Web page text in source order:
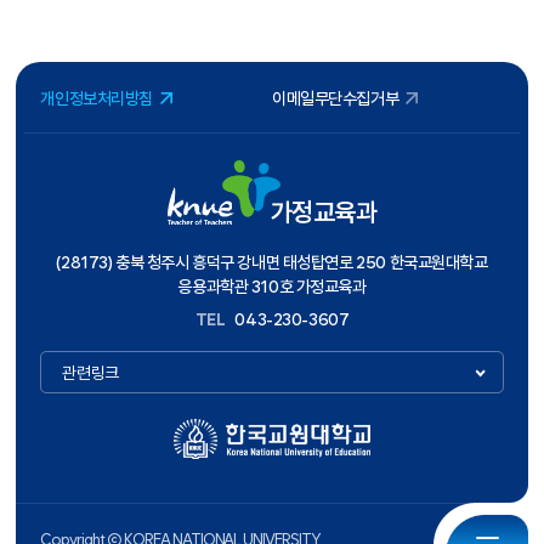
개인정보처리방침 이메일무단수집거부
가정교육과
(28173) 충북 청주시 흥덕구 강내면 태성탑연로 250 한국교원대학교
응용과학관 310호 가정교육과
TEL 043-230-3607
관련링크
Copyright ⓒ KOREA NATIONAL UNIVERSITY